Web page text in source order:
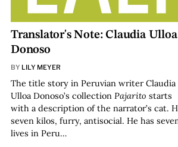
Translator's Note: Claudia Ulloa
Donoso
BY LILY MEYER
The title story in Peruvian writer Claudia
Ulloa Donoso’s collection Pajarito starts
with a description of the narrator’s cat.
seven kilos, furry, antisocial. He has
lives in Peru…